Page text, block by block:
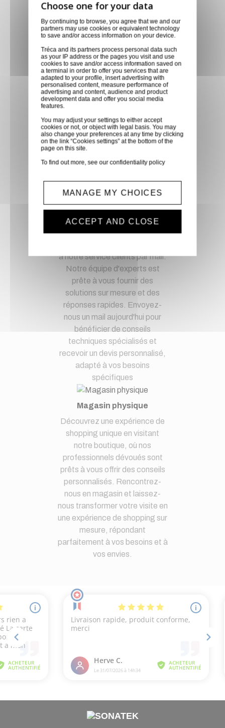
Livraison via GLS
Retirer vos produits
directement en magasin ou
faites vous livrer chez vous ou
dans les points relais de notre
partenaire GLS, partout en
France métropolitaine et en
Europe entre 24h et 48h après
mise à disposition des produits
à notre transporteur.
Paiement sécurisé
Paiement CB, virement,
Service client
Optez pour la tranquillité
d'esprit en confiant vos
à notre service clients par mail.
Notre équipe d'experts est
prête à vous fournir des
solutions sur mesure et des
réponses rapides. Envoyez-
nous un mail aujourd'hui pour
bénéficier de conseils
techniques spécialisés et
recevoir un devis personnalisé,
adapté à vos besoins
spécifiques
Magasin physique
Découvrez une expérience de
shopping unique en visitant
notre boutique, où nos
professionnels dévoués sont
prêts à vous offrir des conseils
personnalisés. Rencontrez-
nous en magasin et laissez-
nous transformer votre visite en
une expérience de shopping sur
mesure, répondant
parfaitement à vos besoins et à
vos envies.
By continuing to browse, you agree that we and our
partners may use cookies or equivalent technology
to save and/or access information on your device.
Tréca and its partners process personal data such
as your IP address or the pages you visit and use
cookies to save and/or access information saved on
a terminal in order to offer you services that are
adapted to your profile, insert advertising with
personalised content, measure performance of
advertising and content, audience and product
development data and offer you social media
features.
You may adjust your settings to either accept
cookies or not, or object with legal basis. You may
also change your preferences at any time by clicking
on the link “Cookies settings” at the bottom of the
page on this site.
To find out more, see ourconfidentiality policy
MANAGE MY CHOICES
ACCEPT AND CLOSE